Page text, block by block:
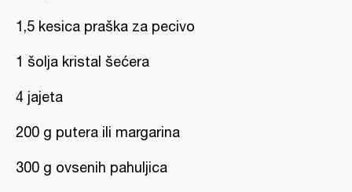
1,5 kesica praška za pecivo
1 šolja kristal šećera
4 jajeta
200 g putera ili margarina
300 g ovsenih pahuljica